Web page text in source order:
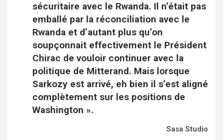
sécuritaire avec le Rwanda. Il n’était pas
emballé par la réconciliation avec le
Rwanda et d’autant plus qu’on
soupçonnait effectivement le Président
Chirac de vouloir continuer avec la
politique de Mitterand. Mais lorsque
Sarkozy est arrivé, eh bien il s’est aligné
complètement sur les positions de
Washington ».
Sasa Studio